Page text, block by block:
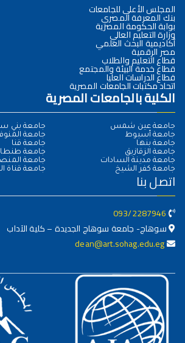
المجلس الأعلى للجامعات
بنك المعرفة المصري
بوابة الحكومة المصرية
وزارة التعليم العالي
أكاديمية البحث العلمي
مصر الرقمية
قطاع التعليم والطلاب
قطاع خدمة البيئة والمجتمع
قطاع الدراسات العليا
اتحاد مكتبات الجامعات المصرية
الكلية بالجامعات المصرية
جامعة عين شمس
جامعة أسيوط
جامعة بنها
جامعة الزقازيق
جامعة مدينة السادات
جامعة كفر الشيخ
جامعة بني
جامعة
جامعة قنا
جامعة طنطا
جامعة
جامعة قناة
اتصل بنا
093/2287946
سوهاج- جامعة سوهاج الجديدة – كلية الآداب